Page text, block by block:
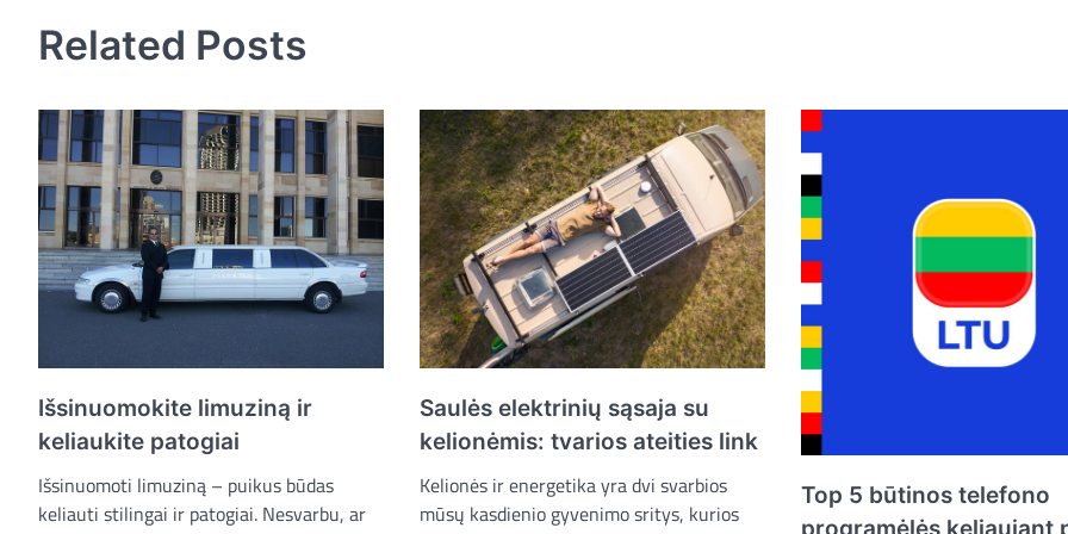
Related Posts
Išsinuomokite limuziną ir
keliaukite patogiai
Išsinuomoti limuziną – puikus būdas
keliauti stilingai ir patogiai. Nesvarbu, ar
Saulės elektrinių sąsaja su
kelionėmis: tvarios ateities link
Kelionės ir energetika yra dvi svarbios
mūsų kasdienio gyvenimo sritys, kurios
Top 5 būtinos telefono
programėlės keliaujant